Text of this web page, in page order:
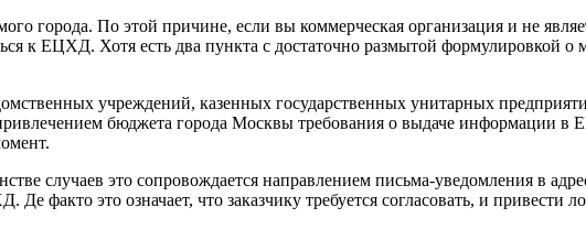
города. По этой причине, если вы коммерческая организация и не
к ЕЦХД. Хотя есть два пункта с достаточно размытой формулировкой о
учреждений, казенных государственных унитарных
бюджета города Москвы требования о выдаче информации в
случаев это сопровождается направлением письма-уведомления в
факто это означает, что заказчику требуется согласовать, и привести